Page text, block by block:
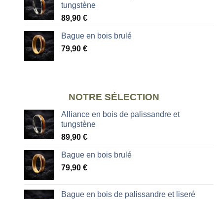
tungstène
89,90 €
Bague en bois brulé
79,90 €
NOTRE SÉLECTION
Alliance en bois de palissandre et
tungstène
89,90 €
Bague en bois brulé
79,90 €
Bague en bois de palissandre et liseré